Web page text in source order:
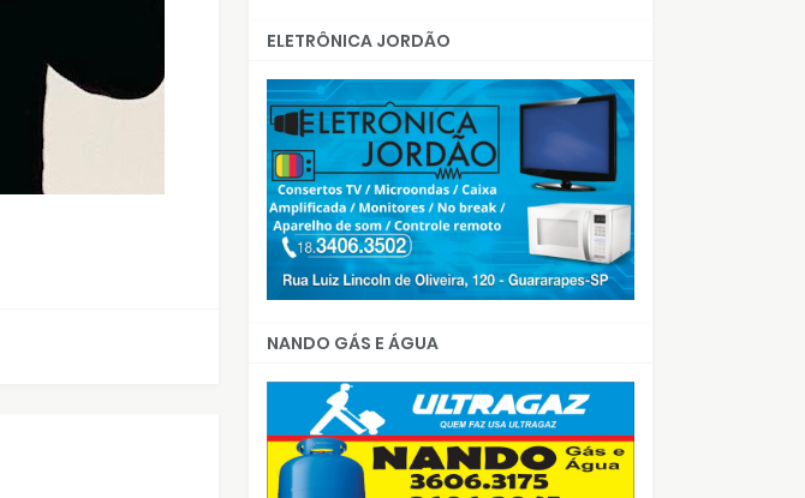
ELETRÔNICA JORDÃO
NANDO GÁS E ÁGUA